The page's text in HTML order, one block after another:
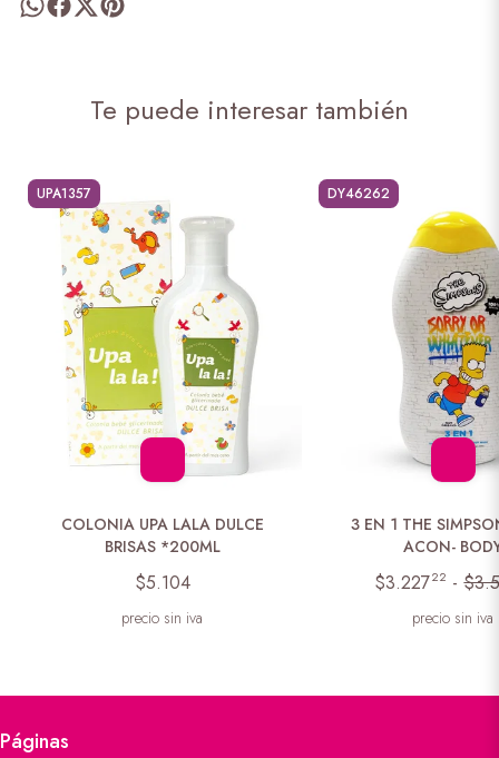
Te puede interesar también
UPA1357
COLONIA UPA LALA DULCE
BRISAS *200ML
$5.104
precio sin iva
DY46262
3 EN 1 THE
ACON-
$3.22722 -
precio sin iva
Páginas